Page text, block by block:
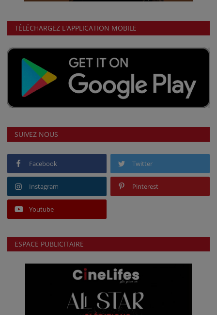
TÉLÉCHARGEZ L'APPLICATION MOBILE
SUIVEZ NOUS
Facebook Twitter
Instagram Pinterest
Youtube
ESPACE PUBLICITAIRE